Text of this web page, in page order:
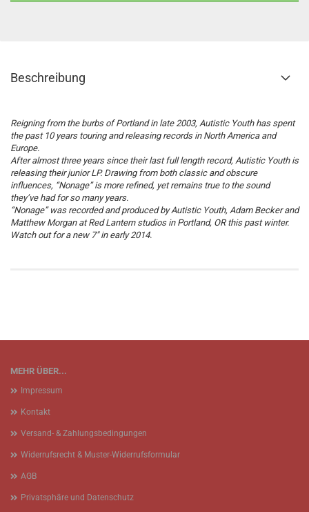
Beschreibung
Reigning from the burbs of Portland in late 2003, Autistic Youth has spent
the past 10 years touring and releasing records in North America and
Europe.
After almost three years since their last full length record, Autistic Youth is
releasing their junior LP. Drawing from both classic and obscure
influences, “Nonage” is more refined, yet remains true to the sound
they’ve had for so many years.
“Nonage” was recorded and produced by Autistic Youth, Adam Becker and
Matthew Morgan at Red Lantern studios in Portland, OR this past winter.
Watch out for a new 7″ in early 2014.
MEHR ÜBER...
Impressum
Kontakt
Versand- & Zahlungsbedingungen
Widerrufsrecht & Muster-Widerrufsformular
AGB
Privatsphäre und Datenschutz